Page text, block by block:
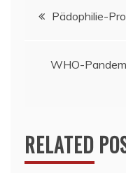
Pädophilie-
WHO-
RELATED